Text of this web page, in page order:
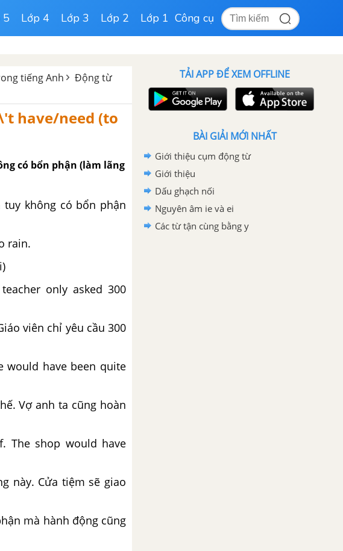
5 Lớp 4 Lớp 3 Lớp 2 Lớp 1 Công cụ
tiếng Anh
Động từ
have/need (to
có bổn phận (làm lãng
tuy không có bổn phận
rain.
only asked 300
viên chỉ yêu cầu 300
would have been quite
Vợ anh ta cũng hoàn
The shop would have
này. Cửa tiệm sẽ giao
mà hành động cũng
TẢI APP ĐỂ XEM OFFLINE
BÀI GIẢI MỚI NHẤT
Giới thiệu cụm động từ
Giới thiệu
Dấu ghạch nối
Nguyên âm ie và ei
Các từ tận cùng bằng y